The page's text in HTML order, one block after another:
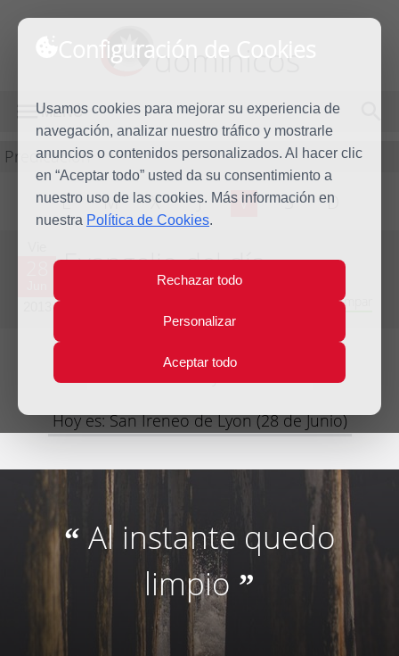
Configuración de Cookies
Usamos cookies para mejorar su experiencia de
navegación, analizar nuestro tráfico y mostrarle
anuncios o contenidos personalizados. Al hacer clic
en “Aceptar todo” usted da su consentimiento a
nuestro uso de las cookies. Más información en
nuestra Política de Cookies.
Rechazar todo
Personalizar
Aceptar todo
dominicos
MENÚ
Predicación
L M X J V S D
Evangelio del día
Duodécima Semana del Tiempo Ordinario - Año Impar
Lecturas del día y comentario
Hoy es: San Ireneo de Lyon (28 de Junio)
“ Al instante quedo
limpio ”